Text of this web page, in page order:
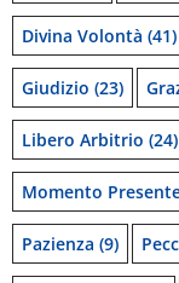
Divina Volontà (41)
Giudizio (23)
Libero Arbitrio (24)
Momento
Pazienza (9)